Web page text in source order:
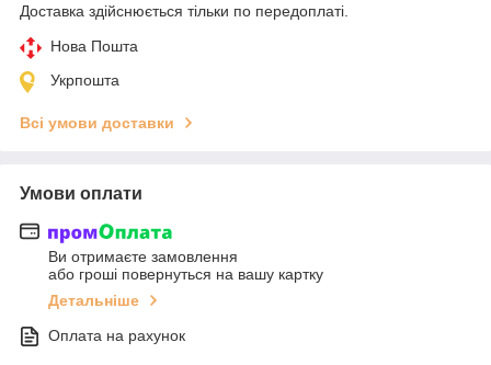
Доставка здійснюється тільки по передоплаті.
Нова Пошта
Укрпошта
Всі умови доставки
Умови оплати
Ви отримаєте замовлення
або гроші повернуться на вашу картку
Детальніше
Оплата на рахунок